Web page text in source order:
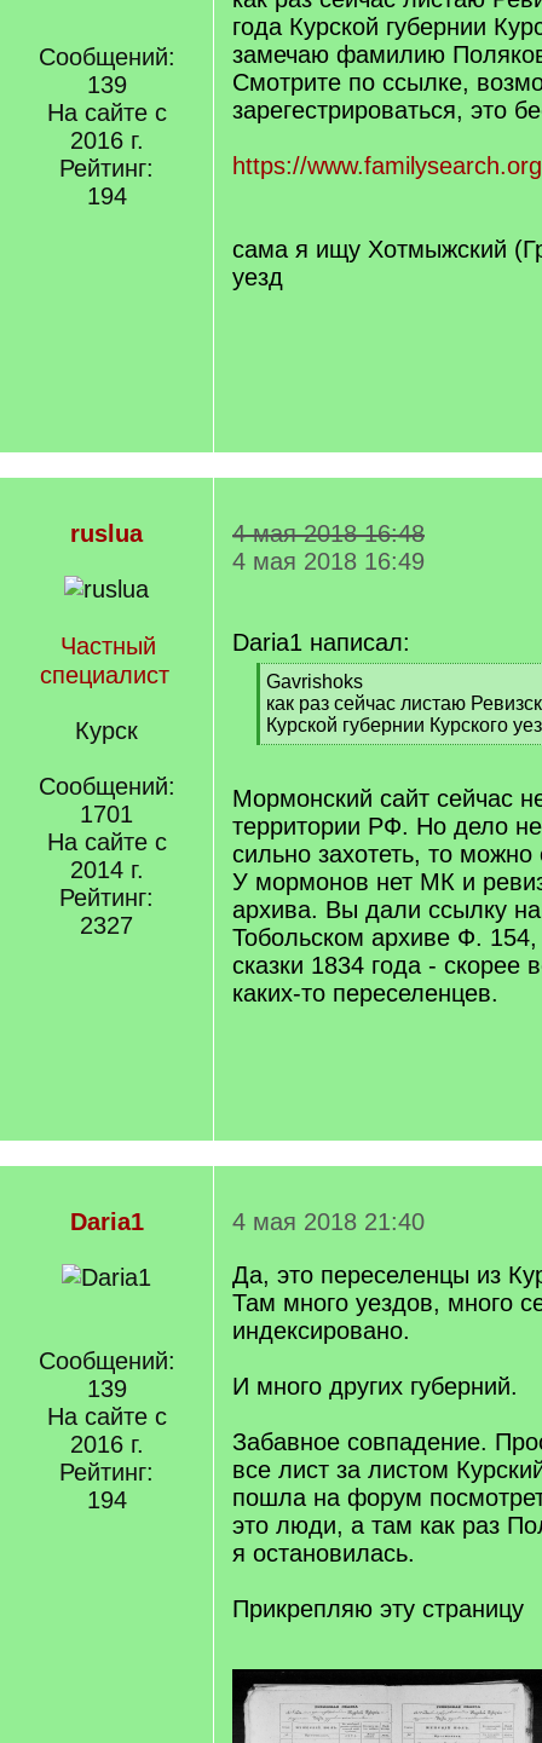
Сообщений:
139
На сайте с
2016 г.
Рейтинг:
194
года Курской губернии
замечаю фамилию
Смотрите по ссылке,
зарегестрироваться, это
https://
сама я ищу Хотмыжский
уезд
ruslua
Частный
специалист
Курск
Сообщений:
1701
На сайте с
2014 г.
Рейтинг:
2327
4 мая 2018 16:48
4 мая 2018 16:49
Daria1 написал:
[
q
]
Gavrishoks
как раз сейчас листаю
Курской губернии Курского
[
q
]
Мормонский сайт сейчас
территории РФ. Но дело
сильно захотеть, то можно
У мормонов нет МК и
архива. Вы дали ссылку на
Тобольском архиве Ф.
сказки 1834 года - скорее
каких-то переселенцев.
Daria1
Сообщений:
139
На сайте с
2016 г.
Рейтинг:
194
4 мая 2018 21:40
Да, это переселенцы из
Там много уездов, много
индексировано.
И много других губерний.
Забавное совпадение.
все лист за листом
пошла на форум
это люди, а там как раз
я остановилась.
Прикрепляю эту страницу